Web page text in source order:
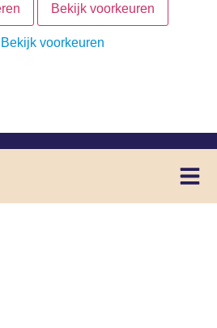
Bekijk voorkeuren
Bekijk voorkeuren